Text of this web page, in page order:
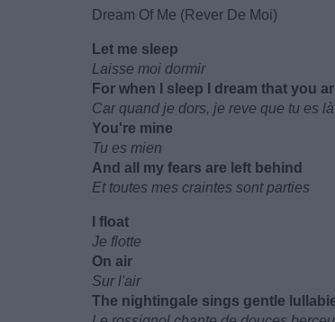
Dream Of Me (Rever De Moi)
Let me sleep
Laisse moi dormir
For when I sleep I dream that you
Car quand je dors, je reve que tu es là
You're mine
Tu es mien
And all my fears are left behind
Et toutes mes craintes sont parties
I float
Je flotte
On air
Sur l'air
The nightingale sings gentle